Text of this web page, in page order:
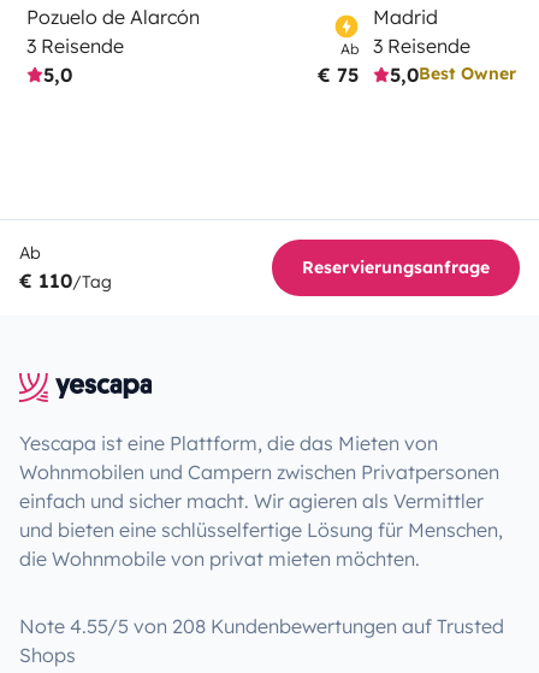
Pozuelo de Alarcón
3 Reisende
5,0
Ab
€ 75
Madrid
3 Reisende
5,0Best Owner
Ab
€ 110/Tag
Reservierungsanfrage
Yescapa ist eine Plattform, die das Mieten von
Wohnmobilen und Campern zwischen Privatpersonen
einfach und sicher macht. Wir agieren als Vermittler
und bieten eine schlüsselfertige Lösung für Menschen,
die Wohnmobile von privat mieten möchten.
Note 4.55/5 von 208 Kundenbewertungen auf Trusted
Shops